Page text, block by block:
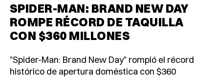
SPIDER-MAN: BRAND NEW DAY
ROMPE RÉCORD DE TAQUILLA
CON $360 MILLONES
"Spider-Man: Brand New Day" rompió el récord
histórico de apertura doméstica con $360